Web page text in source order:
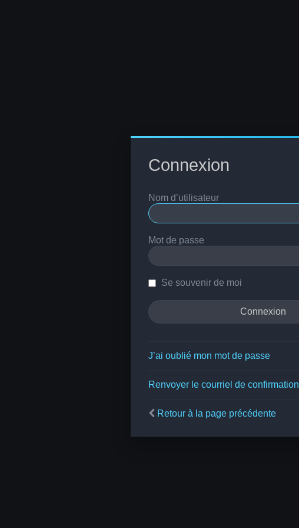
Connexion
Nom d’utilisateur
Mot de passe
Se souvenir de moi
J’ai oublié mon mot de passe
Renvoyer le courriel de confirmation
Retour à la page précédente